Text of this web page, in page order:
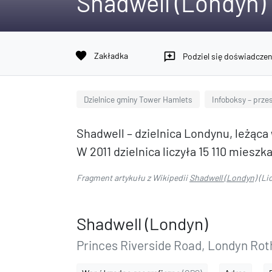
favorite Zakładka reviews Podziel się
Dzielnice gminy Tower Hamlets Infoboksy –
Shadwell – dzielnica Londynu,
W 2011 dzielnica liczyła 15 110
Fragment artykułu z WikipediiShadwell (Londyn)
Shadwell (Londyn)
Princes Riverside Road, Londyn